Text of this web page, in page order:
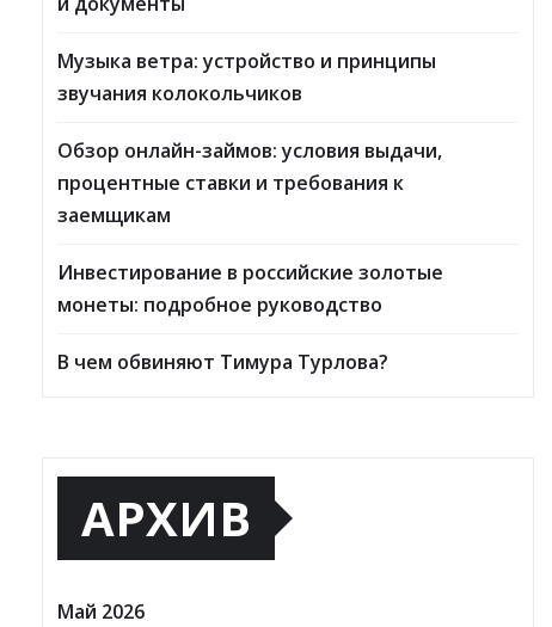
Музыка ветра: устройство и принципы
звучания колокольчиков
Обзор онлайн-займов: условия выдачи,
процентные ставки и требования к
заемщикам
Инвестирование в российские золотые
монеты: подробное руководство
В чем обвиняют Тимура Турлова?
АРХИВ
Май 2026